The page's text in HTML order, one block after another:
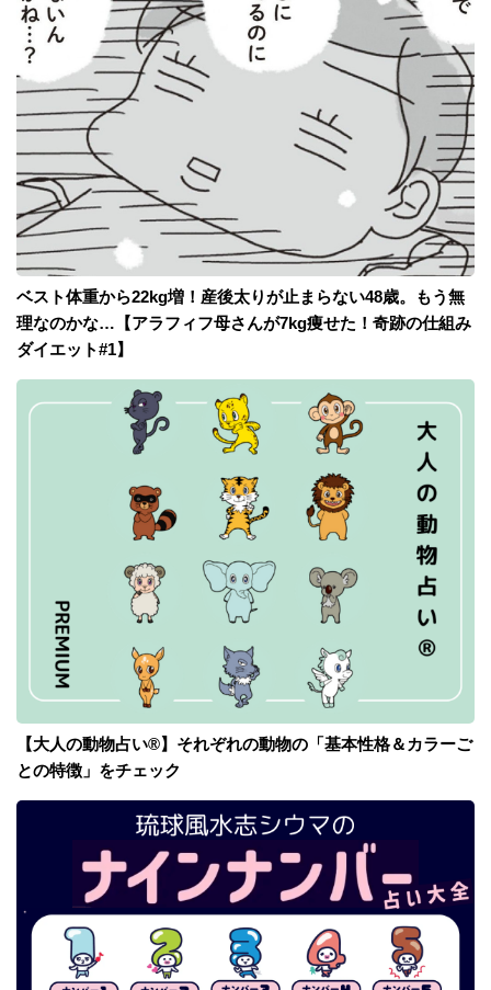
ベスト体重から22kg増！産後太りが止まらない48歳。もう無
理なのかな…【アラフィフ母さんが7kg痩せた！奇跡の仕組み
ダイエット#1】
【大人の動物占い®】それぞれの動物の「基本性格＆カラーご
との特徴」をチェック